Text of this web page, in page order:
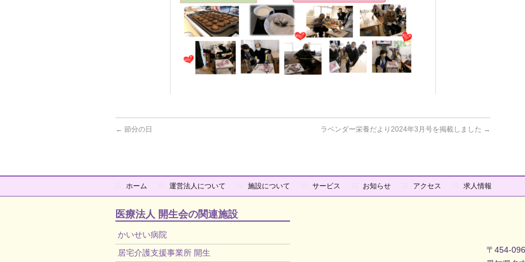
← 節分の日 ラベンダー栄養だより2024年3月号を掲載しました →
ホーム 運営法人について 施設について サービス お知らせ アクセス 求人情報
医療法人 開生会の関連施設
かいせい病院
居宅介護支援事業所 開生
〒454-